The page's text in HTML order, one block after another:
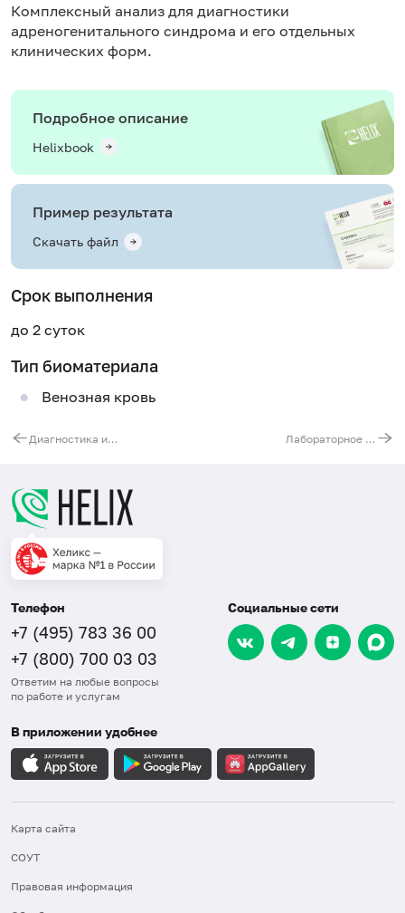
Комплексный анализ для диагностики
адреногенитального синдрома и его отдельных
клинических форм.
Подробное описание
Helixbook
Пример результата
Скачать файл
Срок выполнения
до 2 суток
Тип биоматериала
Венозная кровь
Диагностика иерсиниоза и псевдотуберкулёза Лабораторное обследование при пиелонефрите
Телефон
+7 (495) 783 36 00
+7 (800) 700 03 03
Ответим на любые вопросы
по работе и услугам
Социальные сети
В приложении удобнее
Карта сайта
СОУТ
Правовая информация